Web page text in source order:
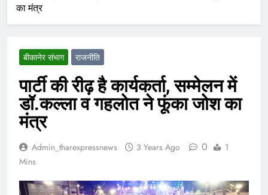
का मंत्र
बीकानेर संभाग राजनीति
पार्टी की रीढ़ है कार्यकर्ता, सम्मेलन में
डॉ.कल्ला व गहलोत ने फूंका जोश का
मंत्र
Admin_tharexpressnews 3 Years Ago 0
1
Mins